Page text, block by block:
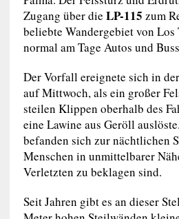
Zugang über die LP-115 zum
beliebte Wandergebiet von
normal am Tage Autos und
Der Vorfall ereignete sich in
auf Mittwoch, als ein großer
steilen Klippen oberhalb des
eine Lawine aus Geröll
befanden sich zur nächtlichen
Menschen in unmittelbarer
Verletzten zu beklagen sind.
Seit Jahren gibt es an dieser